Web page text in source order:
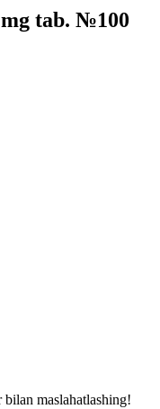
tab. №100
maslahatlashing!